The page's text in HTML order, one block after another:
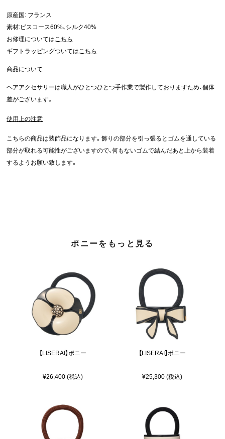
原産国: フランス
素材:ビスコース60%、シルク40%
お修理についてはこちら
ギフトラッピングついてはこちら
商品について
ヘアアクセサリーは職人がひとつひとつ手作業で製作しておりますため、個体
差がございます。
使用上の注意
こちらの商品は装飾品になります。飾りの部分を引っ張るとゴムを通している
部分が取れる可能性がございますので、何もないゴムで結んだあと上から装着
するようお願い致します。
ポニーをもっと見る
【LISERAI】ポニー
¥26,400 (税込)
【LISERAI】ポニー
¥25,300 (税込)